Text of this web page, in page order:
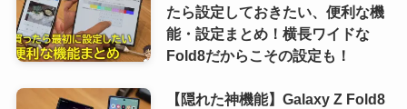
たら設定しておきたい、便利な機
能・設定まとめ！横長ワイドな
Fold8だからこその設定も！
【隠れた神機能】Galaxy Z Fold8